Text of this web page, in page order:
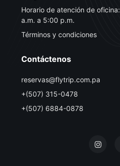
Horario de atención de
a.m. a 5:00 p.m.
Términos y condiciones
Contáctenos
reservas@flytrip.com.pa
+(507) 315-0478
+(507) 6884-0878